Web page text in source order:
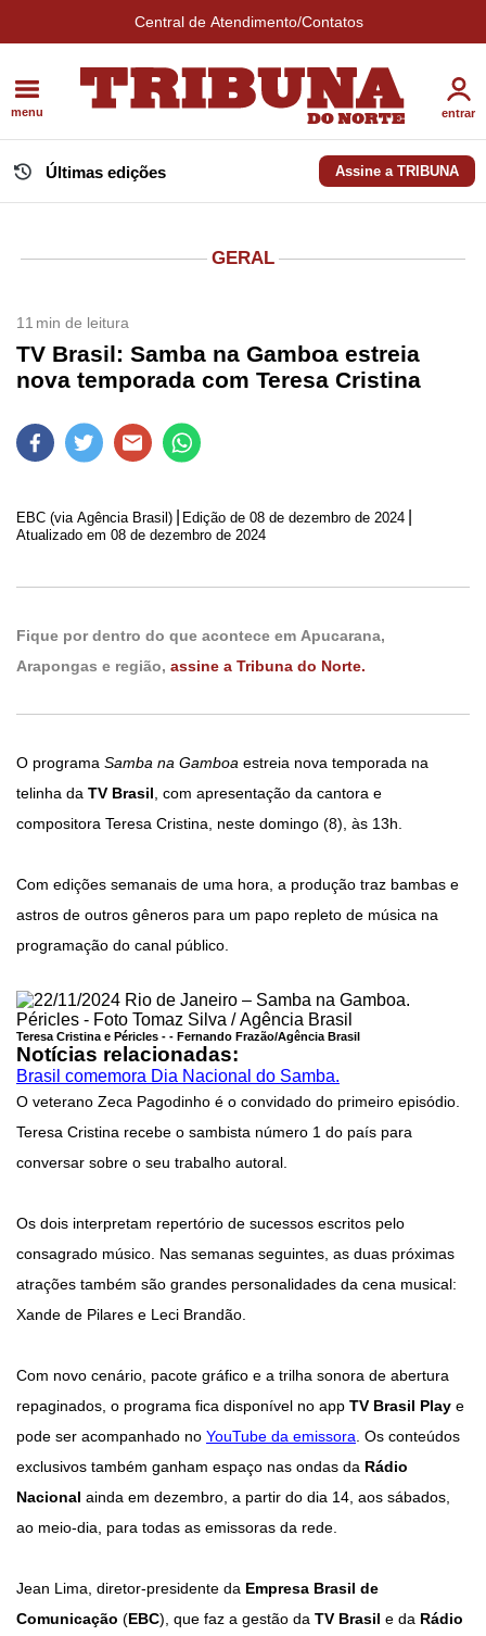
Central de Atendimento/Contatos
menu entrar
Últimas edições Assine a TRIBUNA
GERAL
11 min de leitura
TV Brasil: Samba na Gamboa estreia
nova temporada com Teresa Cristina
EBC (via Agência Brasil) Edição de 08 de dezembro de 2024
Atualizado em 08 de dezembro de 2024
Fique por dentro do que acontece em Apucarana,
Arapongas e região, assine a Tribuna do Norte.
O programa Samba na Gamboa estreia nova temporada na
telinha da TV Brasil, com apresentação da cantora e
compositora Teresa Cristina, neste domingo (8), às 13h.
Com edições semanais de uma hora, a produção traz bambas e
astros de outros gêneros para um papo repleto de música na
programação do canal público.
Teresa Cristina e Péricles - - Fernando Frazão/Agência Brasil
Notícias relacionadas:
Brasil comemora Dia Nacional do Samba.
O veterano Zeca Pagodinho é o convidado do primeiro episódio.
Teresa Cristina recebe o sambista número 1 do país para
conversar sobre o seu trabalho autoral.
Os dois interpretam repertório de sucessos escritos pelo
consagrado músico. Nas semanas seguintes, as duas próximas
atrações também são grandes personalidades da cena musical:
Xande de Pilares e Leci Brandão.
Com novo cenário, pacote gráfico e a trilha sonora de abertura
repaginados, o programa fica disponível no app TV Brasil Play e
pode ser acompanhado no YouTube da emissora. Os conteúdos
exclusivos também ganham espaço nas ondas da Rádio
Nacional ainda em dezembro, a partir do dia 14, aos sábados,
ao meio-dia, para todas as emissoras da rede.
Jean Lima, diretor-presidente da Empresa Brasil de
Comunicação (EBC), que faz a gestão da TV Brasil e da Rádio